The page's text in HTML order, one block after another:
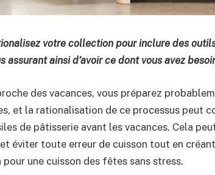
votre collection pour inclure des
assurant ainsi d’avoir ce dont vous avez
des vacances, vous préparez
et la rationalisation de ce processus peut
de pâtisserie avant les vacances. Cela
éviter toute erreur de cuisson tout en
pour une cuisson des fêtes sans stress.